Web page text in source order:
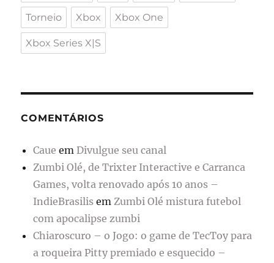
Torneio Xbox Xbox One
Xbox Series X|S
COMENTÁRIOS
Caue emDivulgue seu canal
Zumbi Olé, de Trixter Interactive e Carranca
Games, volta renovado após 10 anos –
IndieBrasilis emZumbi Olé mistura futebol
com apocalipse zumbi
Chiaroscuro – o Jogo: o game de TecToy para
a roqueira Pitty premiado e esquecido –